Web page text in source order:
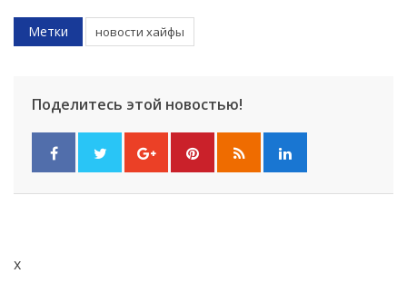
Метки новости хайфы
Поделитесь этой новостью!
x